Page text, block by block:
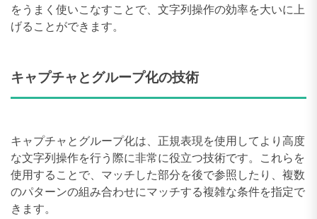
をうまく使いこなすことで、文字列操作の効率を大いに上
げることができます。
キャプチャとグループ化の技術
キャプチャとグループ化は、正規表現を使用してより高度
な文字列操作を行う際に非常に役立つ技術です。これらを
使用することで、マッチした部分を後で参照したり、複数
のパターンの組み合わせにマッチする複雑な条件を指定で
きます。